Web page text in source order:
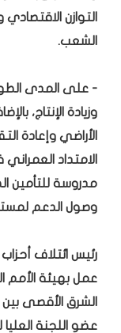
التوازن
الشعب.
- على المدى
وزيادة الإنتاج،
الأراضي وإعادة
الامتداد
مدروسة
وصول الدعم
رئيس ائتلاف أحزاب
عمل بهيئة
الشرق الأقصى بين 1992 و1994.
عضو اللجنة